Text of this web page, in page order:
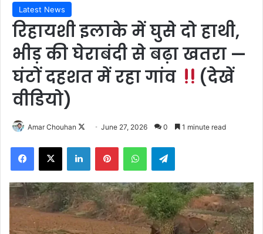
Latest News
रिहायशी इलाके में घुसे दो हाथी,
भीड़ की घेराबंदी से बढ़ा खतरा —
घंटों दहशत में रहा गांव
(देखें
वीडियो)
Amar Chouhan
FollowJune 27, 2026 0 1 minute read
Facebook
X LinkedInPinterestWhatsAppTelegram